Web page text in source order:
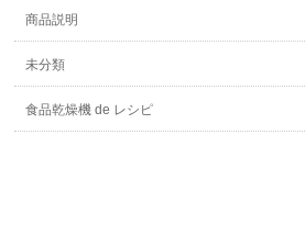
商品説明
未分類
食品乾燥機 de レシピ